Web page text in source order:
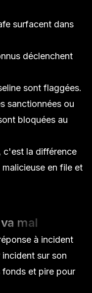
surfacent dans
déclenchent
sont flaggées.
sanctionnées ou
bloquées au
c'est la différence
en file et
mal
à incident
sur son
et pire pour